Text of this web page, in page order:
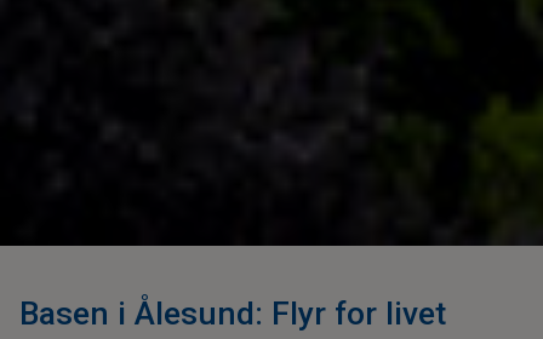
Basen i Ålesund: Flyr for livet